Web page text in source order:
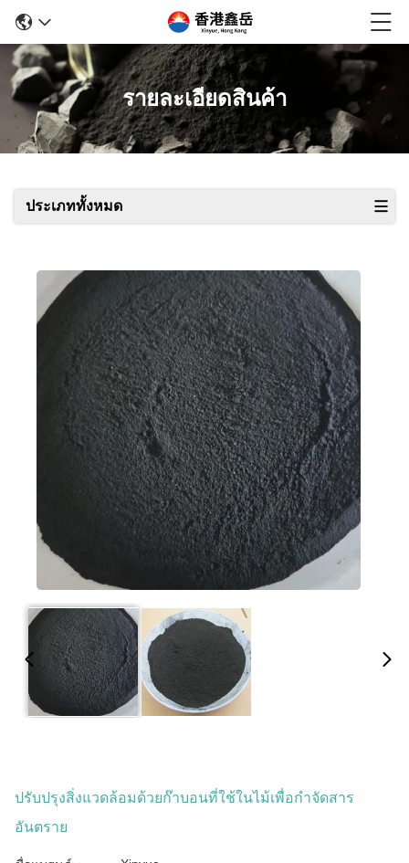
รายละเอียดสินค้า
ประเภททั้งหมด
ปรับปรุงสิ่งแวดล้อมด้วยก๊าบอนที่ใช้ในไม้เพื่อกําจัดสาร
อันตราย